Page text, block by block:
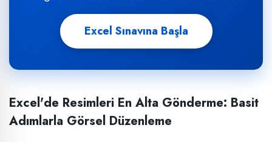
Excel Sınavına Başla
Excel'de Resimleri En Alta Gönderme: Basit
Adımlarla Görsel Düzenleme